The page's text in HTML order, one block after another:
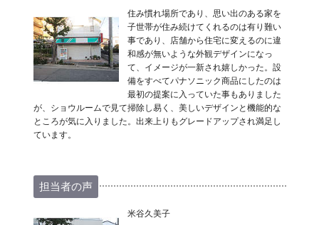
住み慣れ場所であり、思い出のある家を
子世帯が住み続けてくれるのは有り難い
事であり、店舗から住宅に変えるのに違
和感が無いような外観デザインになっ
て、イメージが一新され嬉しかった。設
備をすべてパナソニック商品にしたのは
最初の提案に入っていた事もありました
が、ショウルームで見て掃除し易く、美しいデザインと機能的な
ところが気に入りました。出来上りもグレードアップされ満足し
ています。
担当者の声
米谷久美子